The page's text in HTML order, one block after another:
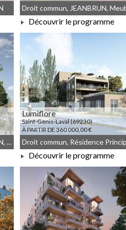
À PARTIR DE 244 600,00 €
Découvrir le programme
Résidence Principale, JEANBRUN, Meublé non géré, Droit commun
Lumiflore
Saint-Genis-Laval (69230)
À PARTIR DE 360 000,00 €
À PARTIR DE 360 000,00 €
Découvrir le programme